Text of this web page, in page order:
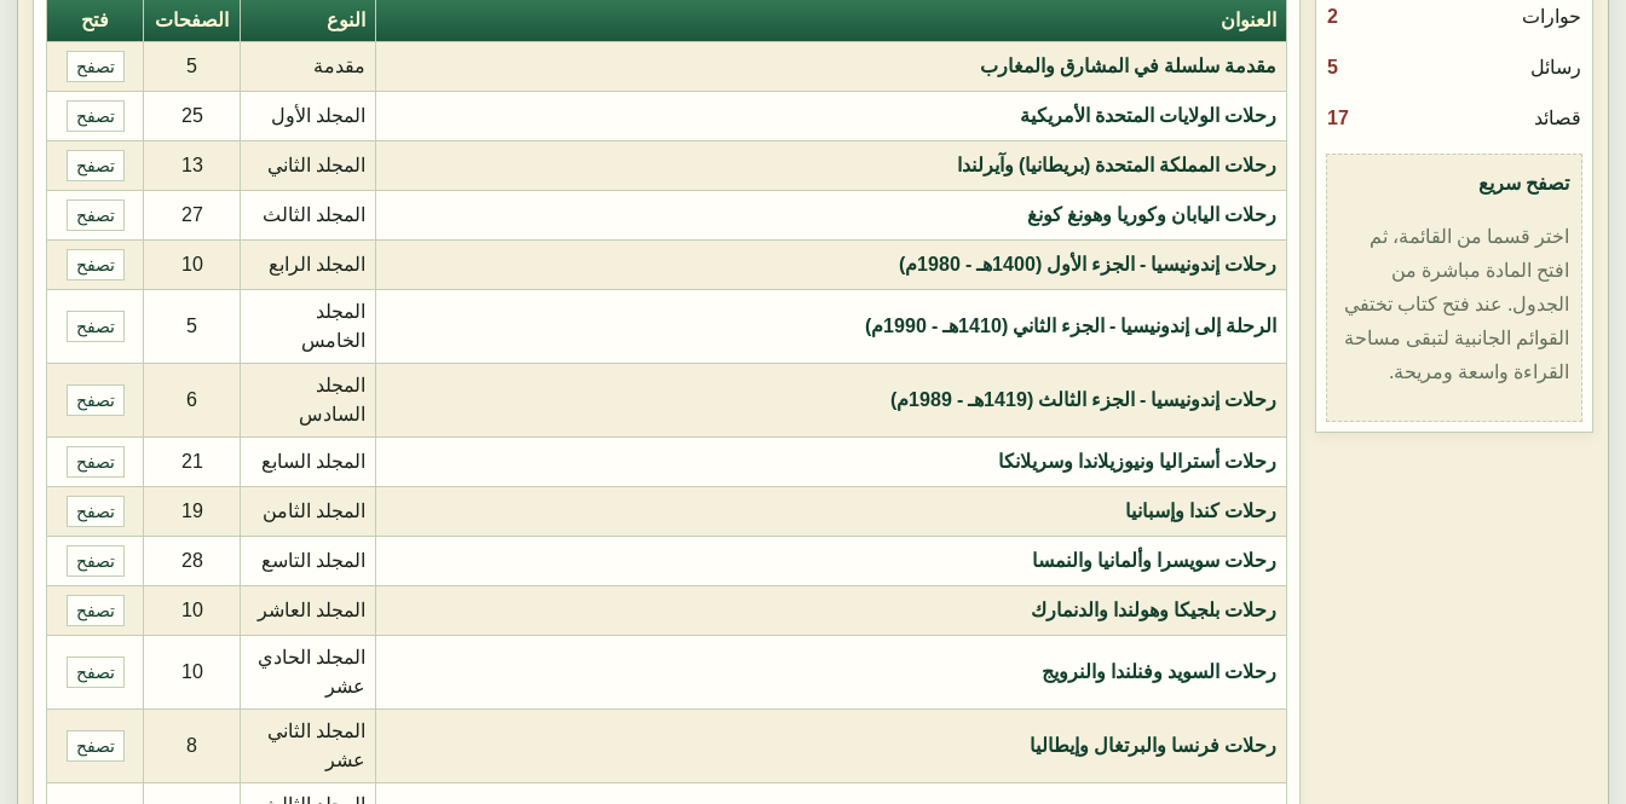
حوارات 2
رسائل 5
قصائد 17
تصفح سريع
اختر قسما من القائمة، ثم
افتح المادة مباشرة من
الجدول. عند فتح كتاب تختفي
القوائم الجانبية لتبقى مساحة
القراءة واسعة ومريحة.
العنوان النوع الصفحات فتح
مقدمة سلسلة في المشارق والمغارب مقدمة 5 تصفح
رحلات الولايات المتحدة الأمريكية المجلد الأول 25 تصفح
رحلات المملكة المتحدة (بريطانيا) وآيرلندا المجلد الثاني 13 تصفح
رحلات اليابان وكوريا وهونغ كونغ المجلد الثالث 27 تصفح
رحلات إندونيسيا - الجزء الأول (1400هـ - 1980م) المجلد الرابع 10 تصفح
الرحلة إلى إندونيسيا - الجزء الثاني (1410هـ - 1990م)
المجلد
الخامس
5 تصفح
رحلات إندونيسيا - الجزء الثالث (1419هـ - 1989م)
المجلد
السادس
6 تصفح
رحلات أستراليا ونيوزيلاندا وسريلانكا المجلد السابع 21 تصفح
رحلات كندا وإسبانيا المجلد الثامن 19 تصفح
رحلات سويسرا وألمانيا والنمسا المجلد التاسع 28 تصفح
رحلات بلجيكا وهولندا والدنمارك المجلد العاشر 10 تصفح
رحلات السويد وفنلندا والنرويج
المجلد الحادي
عشر
10 تصفح
رحلات فرنسا والبرتغال وإيطاليا
المجلد الثاني
عشر
8 تصفح